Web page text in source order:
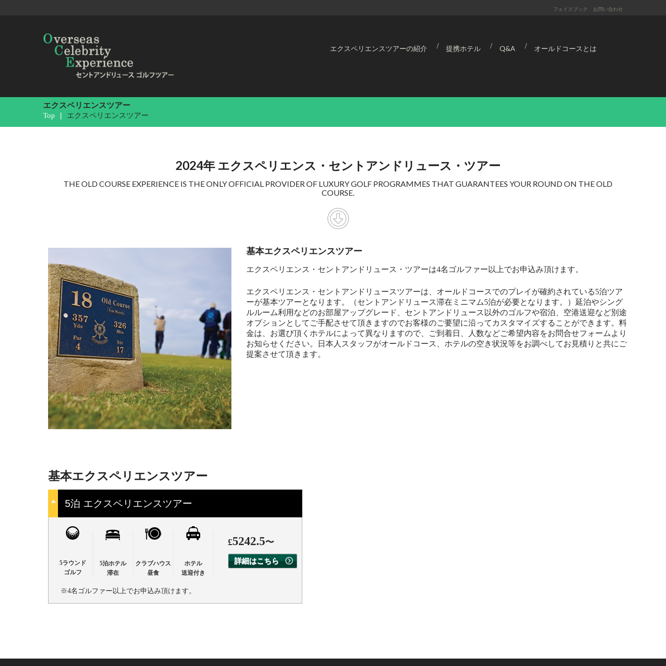
フェイスブック お問い合わせ
エクスペリエンスツアーの紹介 提携ホテル Q&A オールドコースとは
エクスペリエンスツアー
Top エクスペリエンスツアー
2024年 エクスペリエンス・セントアンドリュース・ツアー
THE OLD COURSE EXPERIENCE IS THE ONLY OFFICIAL PROVIDER OF LUXURY GOLF PROGRAMMES THAT GUARANTEES YOUR ROUND ON THE OLD
COURSE.
基本エクスペリエンスツアー
エクスペリエンス・セントアンドリュース・ツアーは4名ゴルファー以上でお申込み頂けます。
エクスペリエンス・セントアンドリュースツアーは、オールドコースでのプレイが確約されている5泊ツア
ーが基本ツアーとなります。（セントアンドリュース滞在ミニマム5泊が必要となります。）延泊やシング
ルルーム利用などのお部屋アップグレード、セントアンドリュース以外のゴルフや宿泊、空港送迎など別途
オプションとしてご手配させて頂きますのでお客様のご要望に沿ってカスタマイズすることができます。料
金は、お選び頂くホテルによって異なりますので、ご到着日、人数などご希望内容をお問合せフォームより
お知らせください。日本人スタッフがオールドコース、ホテルの空き状況等をお調べしてお見積りと共にご
提案させて頂きます。
基本エクスペリエンスツアー
5泊 エクスペリエンスツアー
5ラウンド
ゴルフ
5泊ホテル
滞在
クラブハウス
昼食
ホテル
送迎付き
£5242.5〜
詳細はこちら
※4名ゴルファー以上でお申込み頂けます。